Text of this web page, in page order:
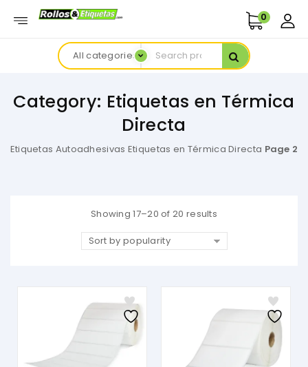
0
All categories
Category: Etiquetas en Térmica
Directa
Etiquetas Autoadhesivas Etiquetas en Térmica Directa Page 2
Showing 17–20 of 20 results
Sort by popularity